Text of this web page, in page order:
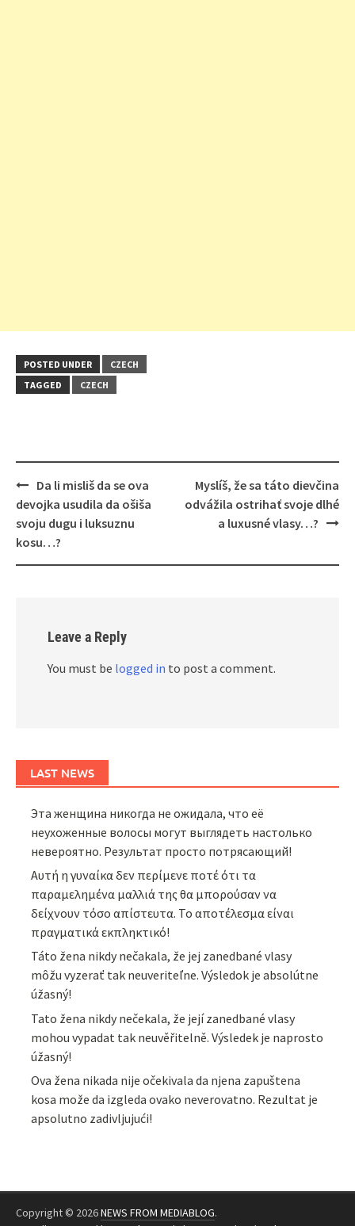
POSTED UNDER
CZECH
TAGGED
CZECH
Post
navigation
Da li misliš da se ova
devojka usudila da ošiša
svoju dugu i luksuznu
kosu…?
Myslíš, že sa táto dievčina
odvážila ostrihať svoje dlhé
a luxusné vlasy…?
Leave a Reply
You must be logged in to post a comment.
LAST NEWS
Эта женщина никогда не ожидала, что её
неухоженные волосы могут выглядеть настолько
невероятно. Результат просто потрясающий!
Αυτή η γυναίκα δεν περίμενε ποτέ ότι τα
παραμελημένα μαλλιά της θα μπορούσαν να
δείχνουν τόσο απίστευτα. Το αποτέλεσμα είναι
πραγματικά εκπληκτικό!
Táto žena nikdy nečakala, že jej zanedbané vlasy
môžu vyzerať tak neuveriteľne. Výsledok je absolútne
úžasný!
Tato žena nikdy nečekala, že její zanedbané vlasy
mohou vypadat tak neuvěřitelně. Výsledek je naprosto
úžasný!
Ova žena nikada nije očekivala da njena zapuštena
kosa može da izgleda ovako neverovatno. Rezultat je
apsolutno zadivljujući!
Copyright © 2026NEWS FROM MEDIABLOG.